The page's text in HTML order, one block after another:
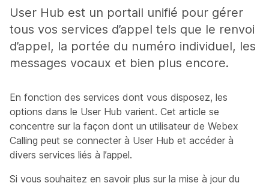
User Hub est un portail unifié pour gérer
tous vos services d’appel tels que le renvoi
d’appel, la portée du numéro individuel, les
messages vocaux et bien plus encore.
En fonction des services dont vous disposez, les
options dans le User Hub varient. Cet article se
concentre sur la façon dont un utilisateur de Webex
Calling peut se connecter à User Hub et accéder à
divers services liés à l’appel.
Si vous souhaitez en savoir plus sur la mise à jour du